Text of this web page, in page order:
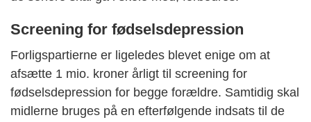
Screening for fødselsdepression
Forligspartierne er ligeledes blevet enige om at
afsætte 1 mio. kroner årligt til screening for
fødselsdepression for begge forældre. Samtidig skal
midlerne bruges på en efterfølgende indsats til de